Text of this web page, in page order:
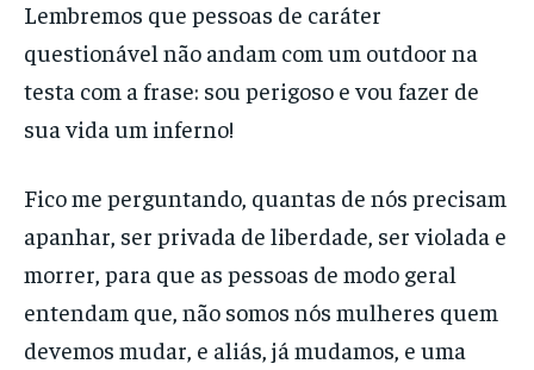
Lembremos que pessoas de caráter
questionável não andam com um outdoor na
testa com a frase: sou perigoso e vou fazer de
sua vida um inferno!
Fico me perguntando, quantas de nós precisam
apanhar, ser privada de liberdade, ser violada e
morrer, para que as pessoas de modo geral
entendam que, não somos nós mulheres quem
devemos mudar, e aliás, já mudamos, e uma